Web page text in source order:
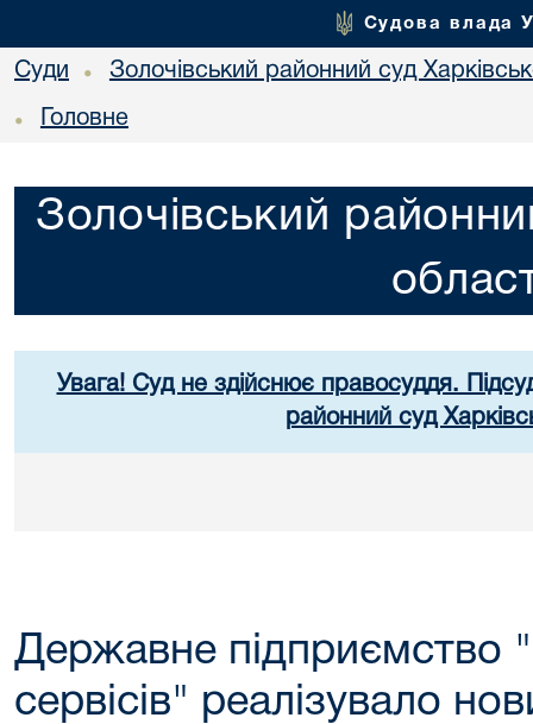
Судова влада
Суди • Золочівський районний суд
• Головне
Золочівський
Увага! Суд не здійснює правосуддя.
районний суд
Державне підприємство
сервісів" реалізувало